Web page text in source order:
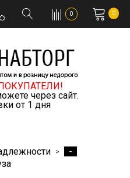
0 0
через сайт.
от 1 дня
-